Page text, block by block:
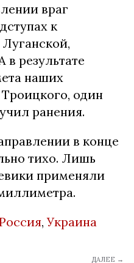
враг
к
в результате
наших
один
ранения.
в конце
тихо. Лишь
применяли
,Украина
ДАЛЕЕ →